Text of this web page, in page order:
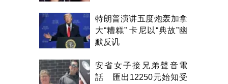
特朗普演讲五度炮轰加拿
大“糟糕” 卡尼以“典故”幽
默反讥
安省女子接兄弟聲音電
話 匯出12250元始知受